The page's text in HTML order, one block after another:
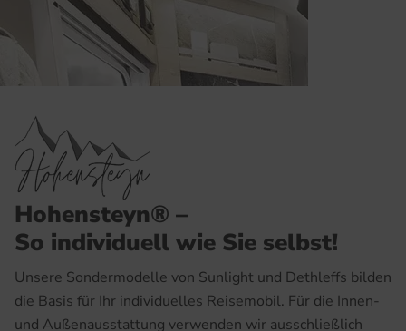
Hohensteyn® –
So individuell wie Sie selbst!
Unsere Sondermodelle von Sunlight und Dethleffs bilden
die Basis für Ihr individuelles Reisemobil. Für die Innen-
und Außenausstattung verwenden wir ausschließlich